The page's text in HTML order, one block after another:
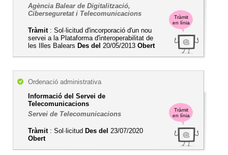
Tràmit
en línia
Agència Balear de Digitalització,
Ciberseguretat i Telecomunicacions
Tràmit: Sol·licitud d'incorporació d'un nou
servei a la Plataforma d'interoperabilitat de
les Illes Balears Des del 20/05/2013 Obert
Tràmit
en línia
Ordenació administrativa
Informació del Servei de
Telecomunicacions
Servei de Telecomunicacions
Tràmit: Sol·licitud Des del 23/07/2020
Obert